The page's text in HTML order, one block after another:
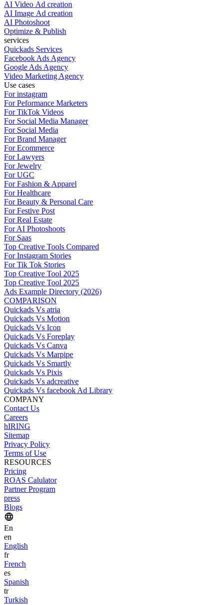
AI Video Ad creation
AI Image Ad creation
AI Photoshoot
Optimize & Publish
services
Quickads Services
Facebook Ads Agency
Google Ads Agency
Video Marketing Agency
Use cases
For instagram
For Peformance Marketers
For TikTok Videos
For Social Media Manager
For Social Media
For Brand Manager
For Ecommerce
For Lawyers
For Jewelry
For UGC
For Fashion & Apparel
For Healthcare
For Beauty & Personal Care
For Festive Post
For Real Estate
For AI Photoshoots
For Saas
Top Creative Tools Compared
For Instagram Stories
For Tik Tok Stories
Top Creative Tool 2025
Top Creative Tool 2025
Ads Example Directory (2026)
COMPARISON
Quickads Vs atria
Quickads Vs Motion
Quickads Vs Icon
Quickads Vs Foreplay
Quickads Vs Canva
Quickads Vs Marpipe
Quickads Vs Smartly
Quickads Vs Pixis
Quickads Vs adcreative
Quickads Vs facebook Ad Library
COMPANY
Contact Us
Careers
hIRING
Sitemap
Privacy Policy
Terms of Use
RESOURCES
Pricing
ROAS Calulator
Partner Program
press
Blogs
En
en
English
fr
French
es
Spanish
tr
Turkish